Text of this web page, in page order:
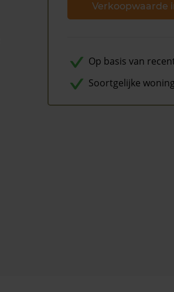
Verkoopwaarde
Op basis van
Soortgelijke